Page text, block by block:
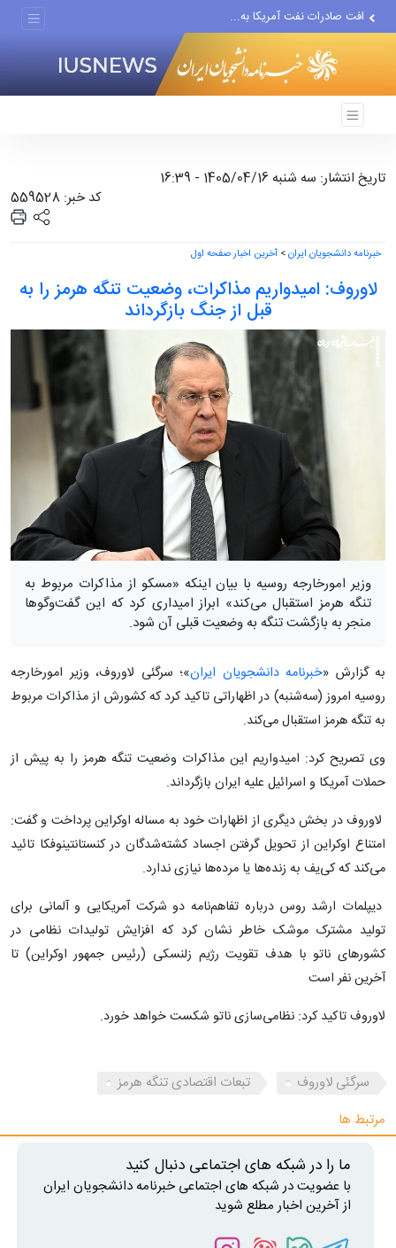
افت صادرات نفت آمریکا به...
حادثه امنیتی دریایی در جنوب...
تاریخ انتشار: سه شنبه 1405/04/16 - 16:39
کد خبر: 559528
خبرنامه دانشجویان ایران> آخرین اخبار صفحه اول
لاوروف: امیدواریم مذاکرات، وضعیت تنگه هرمز را به
قبل از جنگ بازگرداند
وزیر امورخارجه روسیه با بیان اینکه «مسکو از مذاکرات مربوط به
تنگه هرمز استقبال می‌کند» ابراز امیداری کرد که این گفت‌وگوها
منجر به بازگشت تنگه به وضعیت قبلی آن شود.
به گزارش «خبرنامه دانشجویان ایران»؛ سرگئی لاوروف، وزیر امورخارجه
روسیه امروز (سه‌شنبه) در اظهاراتی تاکید کرد که کشورش از مذاکرات مربوط
به تنگه هرمز استقبال می‌کند.
وی تصریح کرد: امیدواریم این مذاکرات وضعیت تنگه هرمز را به پیش از
حملات آمریکا و اسرائیل علیه ایران بازگرداند.
لاوروف در بخش دیگری از اظهارات خود به مساله اوکراین پرداخت و گفت:
امتناع اوکراین از تحویل گرفتن اجساد کشته‌شدگان در کنستانتینوفکا تائید
می‌کند که کی‌یف به زنده‌ها یا مرده‌ها نیازی ندارد.
دیپلمات ارشد روس درباره تفاهم‌نامه دو شرکت آمریکایی و آلمانی برای
تولید مشترک موشک خاطر نشان کرد که افزایش تولیدات نظامی در
کشورهای ناتو با هدف تقویت رژیم زلنسکی (رئیس جمهور اوکراین) تا
آخرین نفر است
لاوروف تاکید کرد: نظامی‌سازی ناتو شکست خواهد خورد.
سرگئی لاوروف
تبعات اقتصادی تنگه هرمز
مرتبط ها
ما را در شبکه های اجتماعی دنبال کنید
با عضویت در شبکه های اجتماعی خبرنامه دانشجویان ایران
از آخرین اخبار مطلع شوید